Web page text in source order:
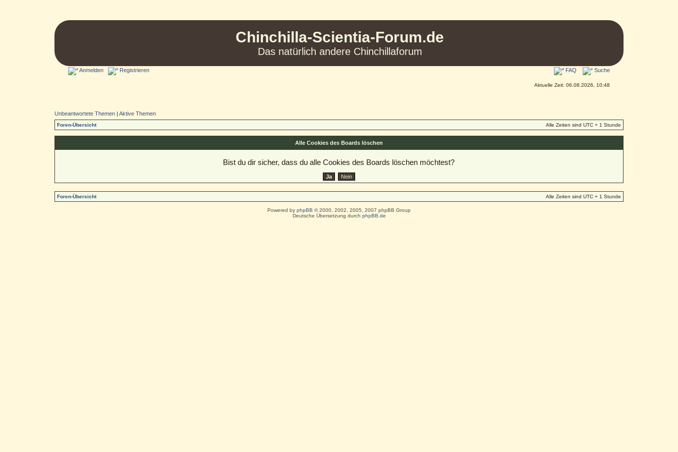
Chinchilla-Scientia-Forum.de
Das natürlich andere Chinchillaforum
Anmelden Registrieren FAQ Suche
Aktuelle Zeit: 06.08.2026, 10:48
Unbeantwortete Themen| Aktive Themen
Foren-Übersicht Alle Zeiten sind UTC + 1 Stunde
Alle Cookies des Boards löschen
Bist du dir sicher, dass du alle Cookies des Boards löschen möchtest?
Foren-Übersicht Alle Zeiten sind UTC + 1 Stunde
Powered by phpBB © 2000, 2002, 2005, 2007 phpBB Group
Deutsche Übersetzung durch phpBB.de